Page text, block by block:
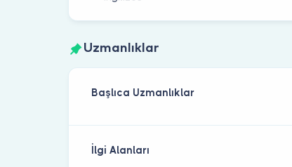
Uzmanlıklar
Başlıca Uzmanlıklar
İlgi Alanları